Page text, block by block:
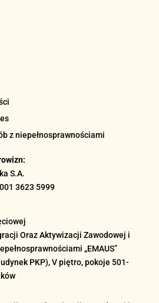
z niepełnosprawnościami
S.A.
3623 5999
Oraz Aktywizacji Zawodowej i
„EMAUS”
PKP), V piętro, pokoje 501-